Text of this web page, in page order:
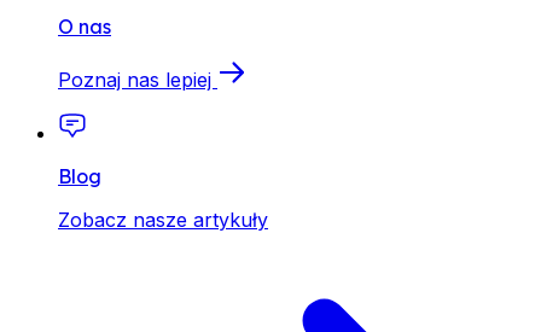
O nas
Poznaj nas lepiej
Blog
Zobacz nasze artykuły